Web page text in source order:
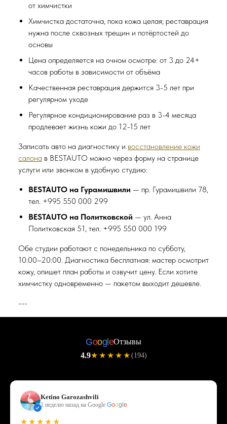
от химчистки
Химчистка достаточна, пока кожа целая; реставрация
нужна после сквозных трещин и потёртостей до
основы
Цена определяется на очном осмотре: от 3 до 24+
часов работы в зависимости от объёма
Качественная реставрация держится 3-5 лет при
регулярном уходе
Регулярное кондиционирование раз в 3-4 месяца
продлевает жизнь кожи до 12-15 лет
Записать авто на диагностику и восстановление кожи
салона в BESTAUTO можно через форму на странице
услуги или звонком в удобную студию:
BESTAUTO на Гурамишвили — пр. Гурамишвили 78,
тел. +995 550 000 299
BESTAUTO на Политковской — ул. Анна
Политковская 51, тел. +995 550 000 199
Обе студии работают с понедельника по субботу,
10:00–20:00. Диагностика бесплатная: мастер осмотрит
кожу, опишет план работы и озвучит цену. Если хотите
химчистку одновременно — пакетом выходит дешевле.
---
Goog eОтзывы
4.9★★★★★ (194)
Ketino Garozashvili
1 неделю назад на Google Google
★★★★★